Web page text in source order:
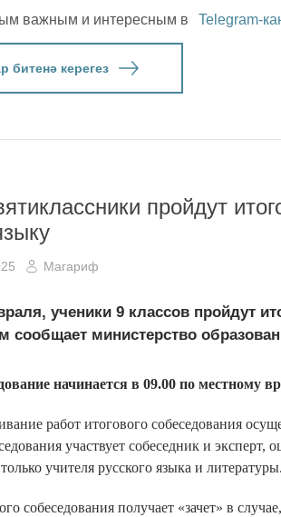
важным и интересным в Telegram-
битенә керегез
пройдут
Магариф
ученики 9 классов пройдут
сообщает министерство
начинается в 09.00 по местному
работ итогового собеседования
участвует собеседник и эксперт,
учителя русского языка и
собеседования получает «зачет» в